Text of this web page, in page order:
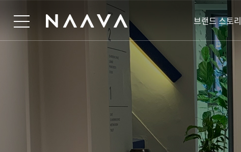
브랜드 스토리